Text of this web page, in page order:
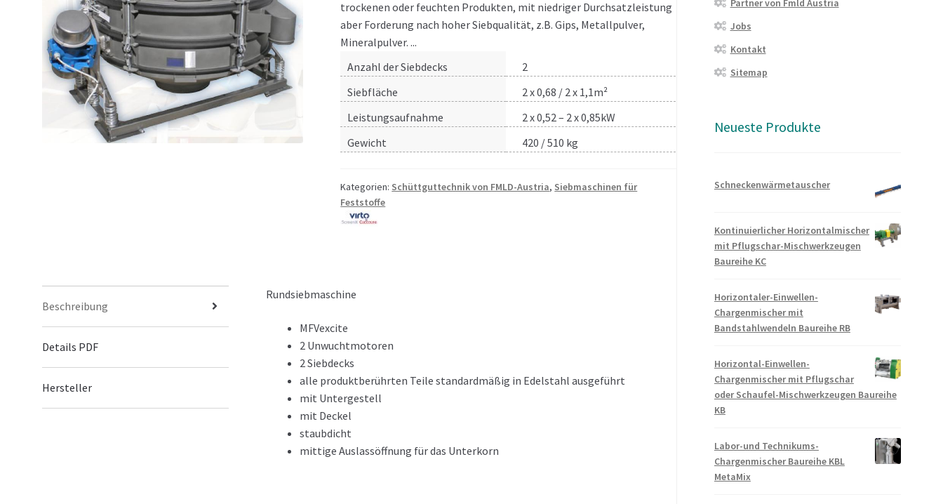
trockenen oder feuchten Produkten, mit niedriger Durchsatzleistung
aber Forderung nach hoher Siebqualität, z.B. Gips, Metallpulver,
Mineralpulver. ...
Anzahl der Siebdecks
2
Siebfläche
2 x 0,68 / 2 x 1,1m²
Leistungsaufnahme
2 x 0,52 – 2 x 0,85kW
Gewicht
420 / 510 kg
Kategorien: Schüttguttechnik von FMLD-Austria, Siebmaschinen für
Feststoffe
Beschreibung
Details PDF
Hersteller
Rundsiebmaschine
MFVexcite
2 Unwuchtmotoren
2 Siebdecks
alle produktberührten Teile standardmäßig in Edelstahl ausgeführt
mit Untergestell
mit Deckel
staubdicht
mittige Auslassöffnung für das Unterkorn
Partner von Fmld Austria
Jobs
Kontakt
Sitemap
Neueste Produkte
Schneckenwärmetauscher
Kontinuierlicher Horizontalmischer
mit Pflugschar-Mischwerkzeugen
Baureihe KC
Horizontaler-Einwellen-
Chargenmischer mit
Bandstahlwendeln Baureihe RB
Horizontal-Einwellen-
Chargenmischer mit Pflugschar
oder Schaufel-Mischwerkzeugen Baureihe
KB
Labor-und Technikums-
Chargenmischer Baureihe KBL
MetaMix